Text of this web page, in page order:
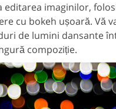
editarea imaginilor,
cu bokeh ușoară. Vă
de lumini dansante
compoziție.